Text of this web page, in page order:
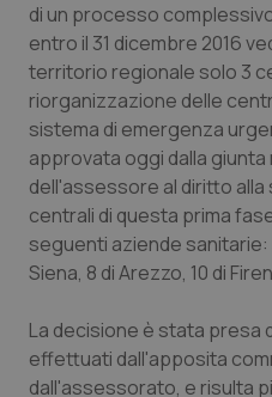
Calabria
Campania
Emilia-Romagna
Friuli Venezia Giulia
Lazio
Liguria
Asma & BPCO
Car-T
Colesterolo &
Dermatite Atopica
Diabete &
Disturbi dell’umore
di un processo
entro il 31 dicembre 2016
territorio regionale solo 3
riorganizzazione delle
sistema di emergenza
approvata oggi dalla
dell'assessore al diritto alla
centrali di questa prima
seguenti aziende sanitarie:
Siena, 8 di Arezzo, 10 di
La decisione è stata presa
effettuati dall'apposita
dall'assessorato, e risulta